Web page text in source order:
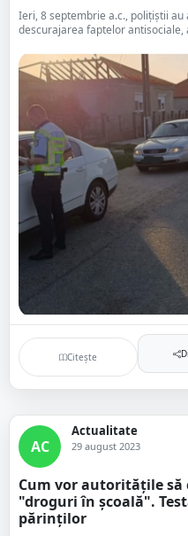
Ieri, 8 septembrie a.c., polițiștii
descurajarea faptelor
Citește
AC
Actualitate
29 august 2023
Cum vor autoritățile
"droguri în școală".
părinților